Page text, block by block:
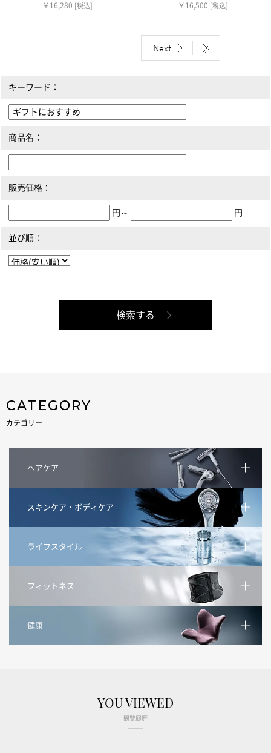
￥16,280 [税込] ￥16,500 [税込]
キーワード：
商品名：
販売価格：
円～ 円
並び順：
CATEGORY
カテゴリー
ヘアケア
スキンケア・ボディケア
ライフスタイル
フィットネス
健康
YOU VIEWED
閲覧履歴